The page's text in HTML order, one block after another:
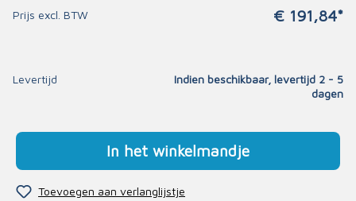
Prijs excl. BTW € 191,84*
Levertijd
Indien beschikbaar, levertijd 2 - 5
dagen
In het winkelmandje
Toevoegen aan verlanglijstje